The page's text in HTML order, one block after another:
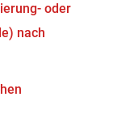
oder
nach